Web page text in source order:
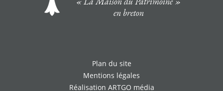
en breton
Plan du site
Mentions légales
Réalisation ARTGO média